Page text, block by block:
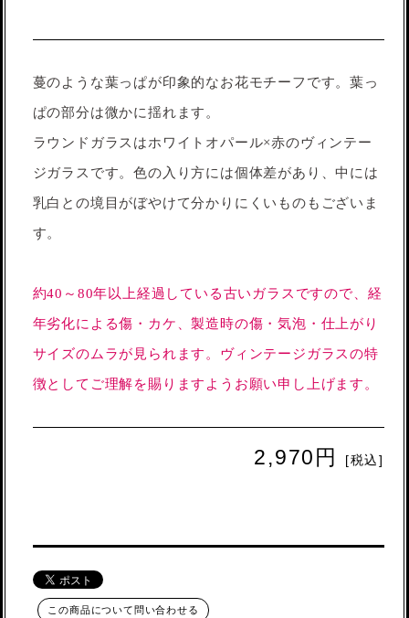
蔓のような葉っぱが印象的なお花モチーフです。葉っ
ぱの部分は微かに揺れます。
ラウンドガラスはホワイトオパール×赤のヴィンテー
ジガラスです。色の入り方には個体差があり、中には
乳白との境目がぼやけて分かりにくいものもございま
す。
約40～80年以上経過している古いガラスですので、経
年劣化による傷・カケ、製造時の傷・気泡・仕上がり
サイズのムラが見られます。ヴィンテージガラスの特
徴としてご理解を賜りますようお願い申し上げます。
2,970円 [税込]
この商品について問い合わせる